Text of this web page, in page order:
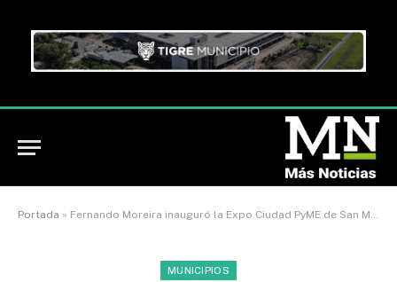
Portada » Fernando Moreira inauguró la Expo Ciudad PyME de San Martín
MUNICIPIOS